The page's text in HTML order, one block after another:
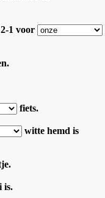
1 voor
fiets.
witte hemd is
is.